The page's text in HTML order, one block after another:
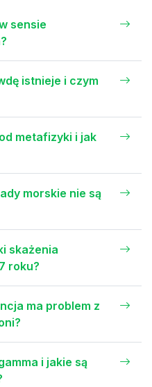
sensie
istnieje i czym
metafizyki i jak
morskie nie są
skażenia
roku?
ma problem z
i jakie są